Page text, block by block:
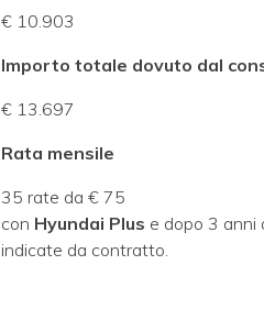
€ 10.903
Importo totale dovuto dal
€ 13.697
Rata mensile
35 rate da € 75
con Hyundai Plus e dopo 3 anni
indicate da contratto.